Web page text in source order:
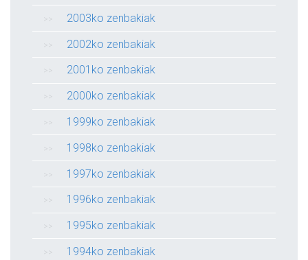
2003ko zenbakiak
2002ko zenbakiak
2001ko zenbakiak
2000ko zenbakiak
1999ko zenbakiak
1998ko zenbakiak
1997ko zenbakiak
1996ko zenbakiak
1995ko zenbakiak
1994ko zenbakiak